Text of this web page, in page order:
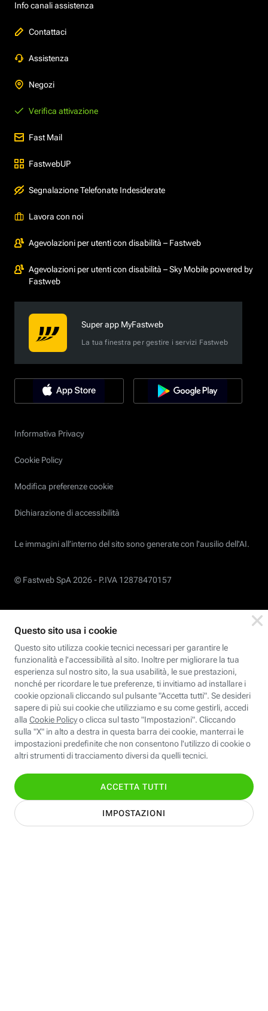
Info canali assistenza
Contattaci
Assistenza
Negozi
Verifica attivazione
Fast Mail
FastwebUP
Segnalazione Telefonate Indesiderate
Lavora con noi
Agevolazioni per utenti con disabilità – Fastweb
Agevolazioni per utenti con disabilità – Sky Mobile powered by
Fastweb
Super app MyFastweb
La tua finestra per gestire i servizi Fastweb
Informativa Privacy
Cookie Policy
Modifica preferenze cookie
Dichiarazione di accessibilità
Le immagini all’interno del sito sono generate con l'ausilio dell'AI.
© Fastweb SpA 2026 - P.IVA 12878470157